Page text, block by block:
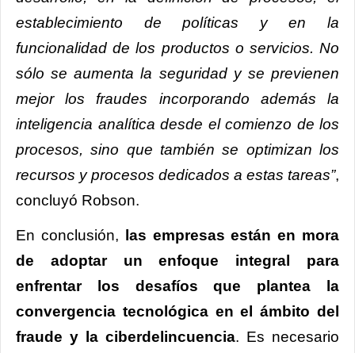
establecimiento de políticas y en la
funcionalidad de los productos o servicios. No
sólo se aumenta la seguridad y se previenen
mejor los fraudes incorporando además la
inteligencia analítica desde el comienzo de los
procesos, sino que también se optimizan los
recursos y procesos dedicados a estas tareas”,
concluyó Robson.
En conclusión, las empresas están en mora
de adoptar un enfoque integral para
enfrentar los desafíos que plantea la
convergencia tecnológica en el ámbito del
fraude y la ciberdelincuencia. Es necesario